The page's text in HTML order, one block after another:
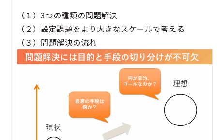
（１）3つの種類の問題解決
（２）設定課題をより大きなスケールで考える
（３）問題解決の流れ